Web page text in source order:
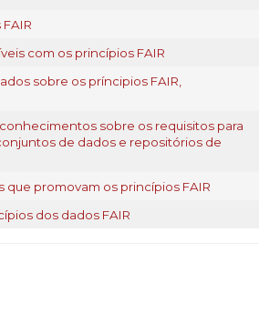
com os princípios FAIR
sobre os príncipios FAIR,
sobre os requisitos para
de dados e repositórios de
promovam os princípios FAIR
dos dados FAIR